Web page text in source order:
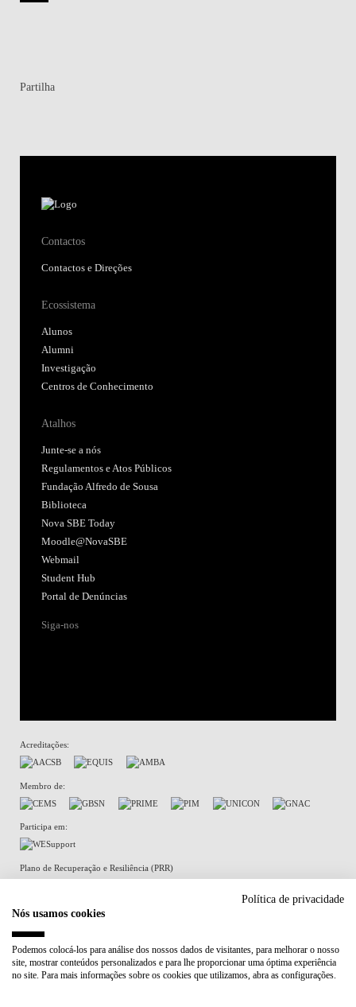
Partilha
Contactos
Contactos e Direções
Ecossistema
Alunos
Alumni
Investigação
Centros de Conhecimento
Atalhos
Junte-se a nós
Regulamentos e Atos Públicos
Fundação Alfredo de Sousa
Biblioteca
Nova SBE Today
Moodle@NovaSBE
Webmail
Student Hub
Portal de Denúncias
Siga-nos
Acreditações:
Membro de:
Participa em:
Plano de Recuperação e Resiliência (PRR)
Política de Privacidade
Política de privacidade
Nós usamos cookies
Podemos colocá-los para análise dos nossos dados de visitantes, para melhorar o nosso
site, mostrar conteúdos personalizados e para lhe proporcionar uma óptima experiência
no site. Para mais informações sobre os cookies que utilizamos, abra as configurações.